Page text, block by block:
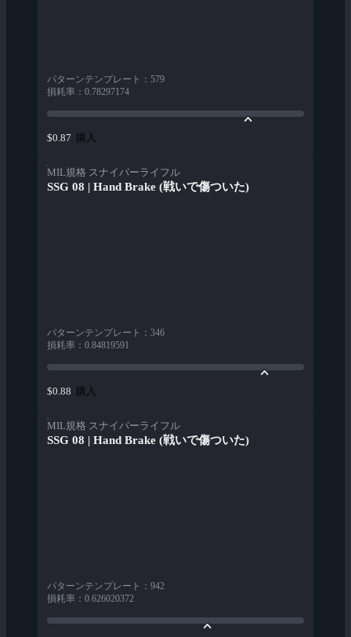
パターンテンプレート ： 579
損耗率 ： 0.78297174
$0.87 購入
MIL規格 スナイパーライフル
SSG 08 | Hand Brake (戦いで傷ついた)
パターンテンプレート ： 346
損耗率 ： 0.84819591
$0.88 購入
MIL規格 スナイパーライフル
SSG 08 | Hand Brake (戦いで傷ついた)
パターンテンプレート ： 942
損耗率 ： 0.626020372